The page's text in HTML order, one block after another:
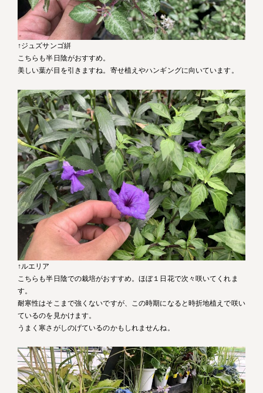
↑ジュズサンゴ絣
こちらも半日陰がおすすめ。
美しい葉が目を引きますね。寄せ植えやハンギングに向いています。
↑ルエリア
こちらも半日陰での栽培がおすすめ。ほぼ１日花で次々咲いてくれま
す。
耐寒性はそこまで強くないですが、この時期になると時折地植えで咲い
ているのを見かけます。
うまく寒さがしのげているのかもしれませんね。